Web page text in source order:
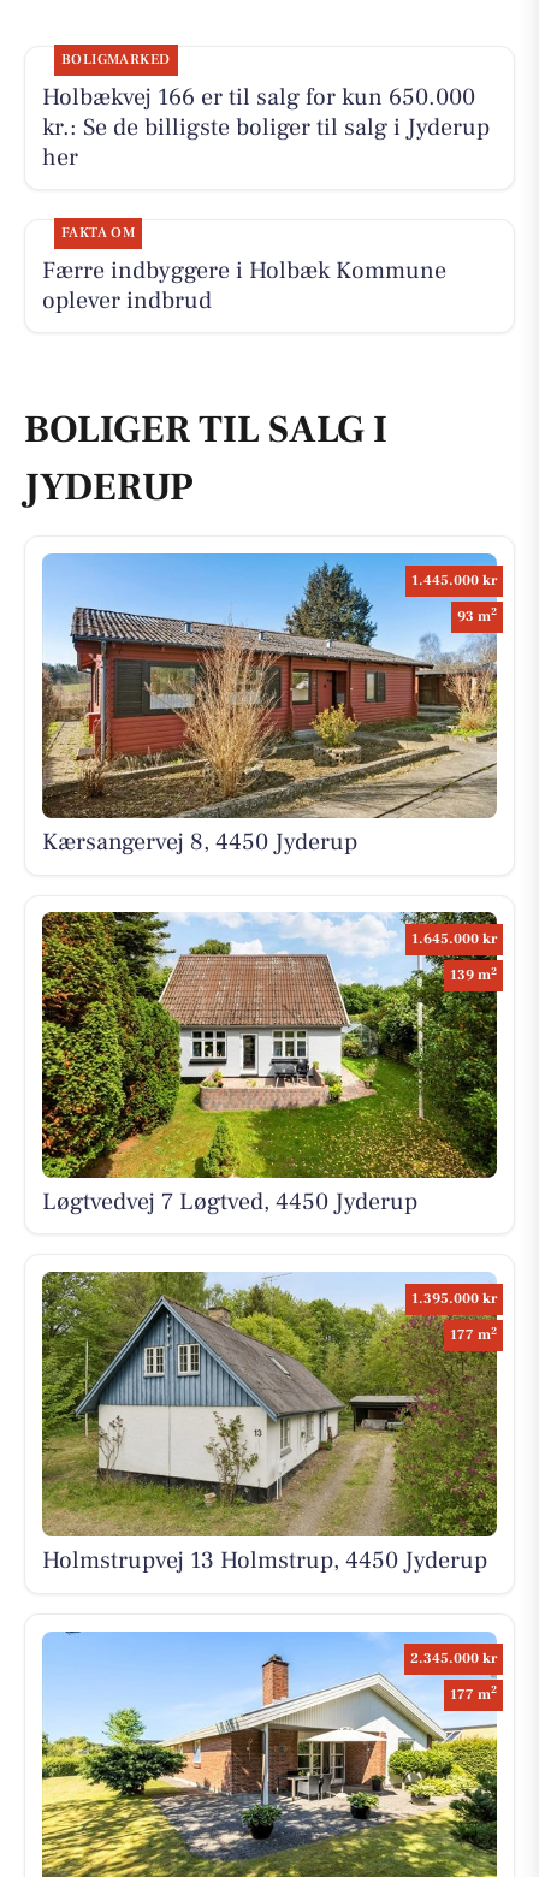
BOLIGMARKED
Holbækvej 166 er til salg for kun 650.000
kr.: Se de billigste boliger til salg i Jyderup
her
FAKTA OM
Færre indbyggere i Holbæk Kommune
oplever indbrud
BOLIGER TIL SALG I
JYDERUP
1.445.000 kr
93 m2
Kærsangervej 8, 4450 Jyderup
1.645.000 kr
139 m2
Løgtvedvej 7 Løgtved, 4450 Jyderup
1.395.000 kr
177 m2
Holmstrupvej 13 Holmstrup, 4450 Jyderup
2.345.000 kr
177 m2